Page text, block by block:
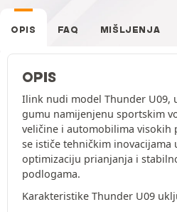
OPIS FAQ MIŠLJENJA
OPIS
Ilink nudi model Thunder U09,
gumu namijenjenu sportskim
veličine i automobilima visokih
se ističe tehničkim inovacijama
optimizaciju prianjanja i
podlogama.
Karakteristike Thunder U09